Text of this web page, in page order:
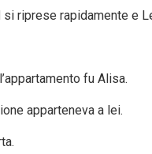
riprese rapidamente e
fu Alisa.
apparteneva a lei.